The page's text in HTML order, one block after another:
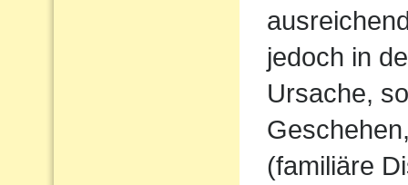
jedoch in
Ursache,
(familiäre